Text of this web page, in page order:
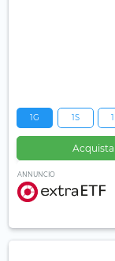
1G 1S
Acquista
ANNUNCIO